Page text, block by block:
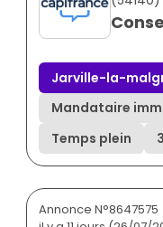
Jarville-la-
Mandataire
Temps plein
Annonce N°8647575